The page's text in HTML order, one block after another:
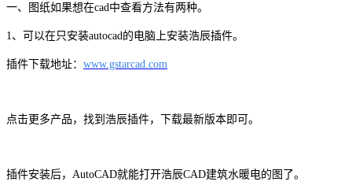
一、图纸如果想在cad 中查看方法有两种。
1 、可以在只安装autocad 的电脑上安装浩辰插件。
插件下载地址： www.gstarcad.com
点击更多产品，找到浩辰插件，下载最新版本即可。
插件安装后， AutoCAD就能打开浩辰CAD建筑水暖电的图了。